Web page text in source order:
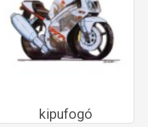
kipufogó